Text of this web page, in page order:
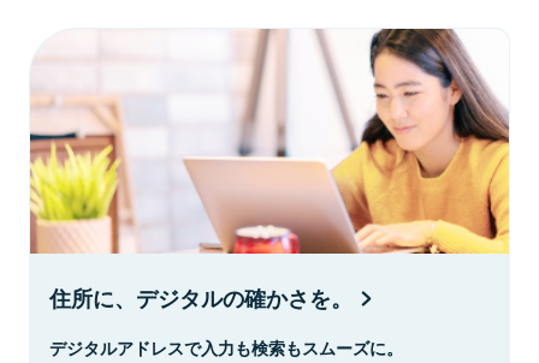
住所に、デジタルの確かさを。
デジタルアドレスで入力も検索もスムーズに。